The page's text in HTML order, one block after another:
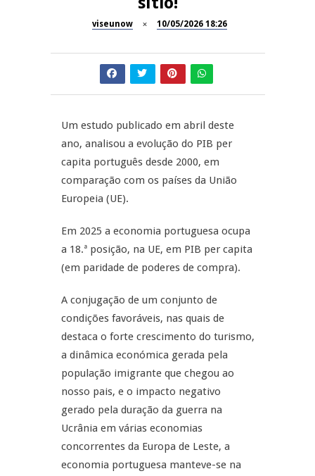
Antunes: Problemas nos
Tradidanças em São Pedro do
executar no meio natural de
Inauguração Loja do Cidadão
S.J. Pesqueira
Barrelas Summer Fest em Vila
viseunow 10/05/2026 18:26
Um estudo publicado em abril deste
ano, analisou a evolução do PIB per
capita português desde 2000, em
comparação com os países da União
Europeia (UE).
Em 2025 a economia portuguesa ocupa
a 18.ª posição, na UE, em PIB per capita
(em paridade de poderes de compra).
A conjugação de um conjunto de
condições favoráveis, nas quais de
destaca o forte crescimento do turismo,
a dinâmica económica gerada pela
população imigrante que chegou ao
nosso pais, e o impacto negativo
gerado pela duração da guerra na
Ucrânia em várias economias
concorrentes da Europa de Leste, a
economia portuguesa manteve-se na